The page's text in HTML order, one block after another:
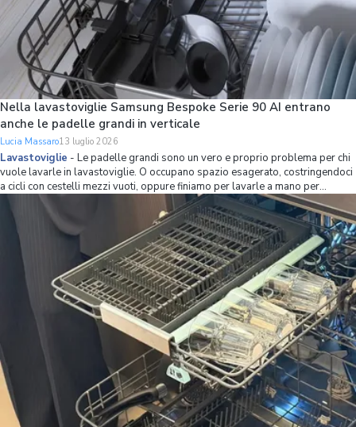
Nella lavastoviglie Samsung Bespoke Serie 90 AI entrano
anche le padelle grandi in verticale
Lucia Massaro13 luglio 2026
Lavastoviglie - Le padelle grandi sono un vero e proprio problema per chi
vuole lavarle in lavastoviglie. O occupano spazio esagerato, costringendoci
a cicli con cestelli mezzi vuoti, oppure finiamo per lavarle a mano per
mettere più stoviglie possibile in lavastoviglie. Se non volete avere più
questo problema,